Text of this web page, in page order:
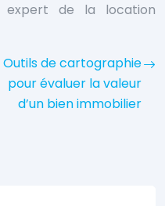
expert de la location
Outils de cartographie
pour évaluer la valeur
d’un bien immobilier